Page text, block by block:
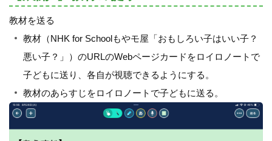
教材を送る
教材（NHK for Schoolもやモ屋「おもしろい子はいい子？
悪い子？」）のURLのWebページカードをロイロノートで
子どもに送り、各自が視聴できるようにする。
教材のあらすじをロイロノートで子どもに送る。